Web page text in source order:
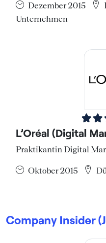
Dezember 2015
Unternehmen
L’Oréal (Digital
Praktikantin Digital
Oktober 2015
Company Insider